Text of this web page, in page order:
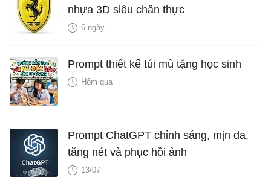
nhựa 3D siêu chân thực
6 ngày
Prompt thiết kế túi mù tặng học sinh
Hôm qua
Prompt ChatGPT chỉnh sáng, mịn da,
tăng nét và phục hồi ảnh
13/07